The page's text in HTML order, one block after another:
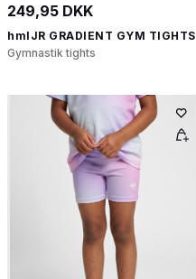
249,95 DKK
hmlJR GRADIENT GYM TIGHTS
Gymnastik tights